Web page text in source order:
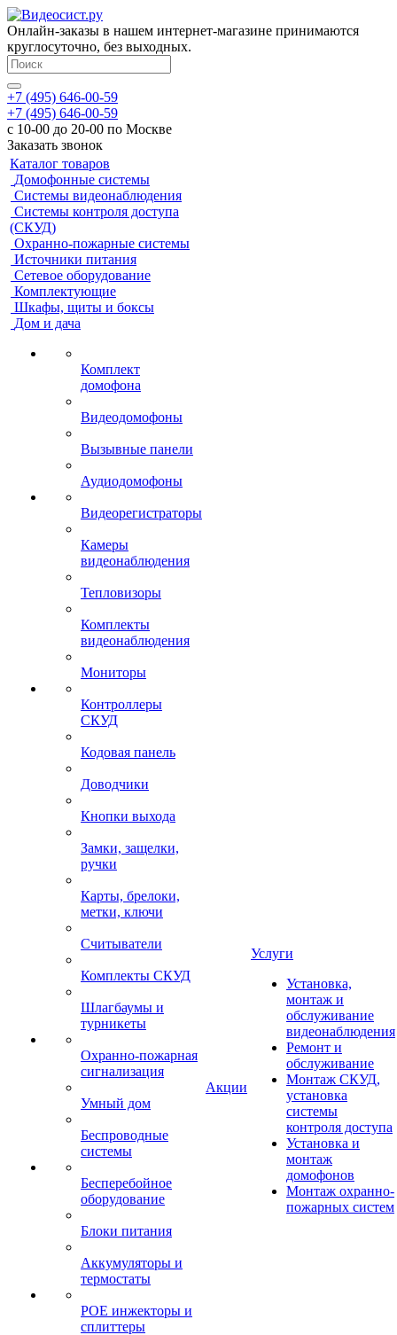
Онлайн-заказы в нашем интернет-магазине принимаются
круглосуточно, без выходных.
+7 (495) 646-00-59
+7 (495) 646-00-59
с 10-00 до 20-00 по Москве
Заказать звонок
Каталог товаров
Домофонные системы
Системы видеонаблюдения
Системы контроля доступа
(СКУД)
Охранно-пожарные системы
Источники питания
Сетевое оборудование
Комплектующие
Шкафы, щиты и боксы
Дом и дача
Комплект
домофона
Видеодомофоны
Вызывные панели
Аудиодомофоны
Видеорегистраторы
Камеры
видеонаблюдения
Тепловизоры
Комплекты
видеонаблюдения
Мониторы
Контроллеры
СКУД
Кодовая панель
Доводчики
Кнопки выхода
Замки, защелки,
ручки
Карты, брелоки,
метки, ключи
Считыватели
Комплекты СКУД
Шлагбаумы и
турникеты
Охранно-пожарная
сигнализация
Умный дом
Беспроводные
системы
Бесперебойное
оборудование
Блоки питания
Аккумуляторы и
термостаты
POE инжекторы и
сплиттеры
Акции
Услуги
Установка,
монтаж и
обслуживание
видеонаблюдения
Ремонт и
обслуживание
Монтаж СКУД,
установка
системы
контроля доступа
Установка и
монтаж
домофонов
Монтаж охранно-
пожарных систем